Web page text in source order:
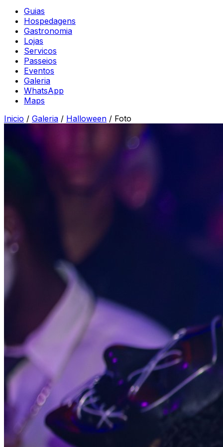
Guias
Hospedagens
Gastronomia
Lojas
Servicos
Passeios
Eventos
Galeria
WhatsApp
Maps
Inicio / Galeria / Halloween / Foto